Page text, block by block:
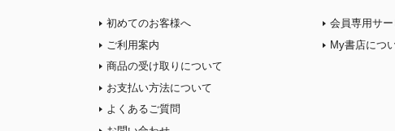
初めてのお客様へ
ご利用案内
商品の受け取りについて
お支払い方法について
よくあるご質問
会員専用サー
My書店につ